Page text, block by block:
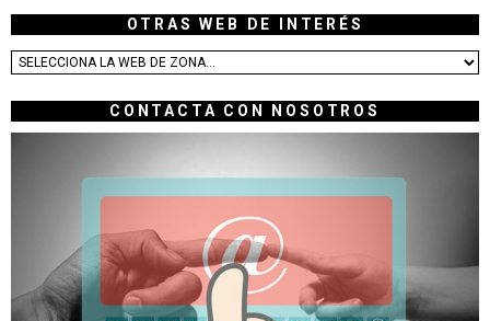
OTRAS WEB DE INTERÉS
CONTACTA CON NOSOTROS